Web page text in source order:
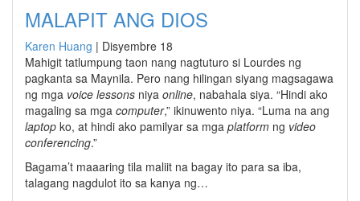
MALAPIT ANG DIOS
Karen Huang | Disyembre 18
Mahigit tatlumpung taon nang nagtuturo si Lourdes ng
pagkanta sa Maynila. Pero nang hilingan siyang magsagawa
ng mga voice lessons niya online, nabahala siya. “Hindi ako
magaling sa mga computer,” ikinuwento niya. “Luma na ang
laptop ko, at hindi ako pamilyar sa mga platform ng video
conferencing.”
Bagama’t maaaring tila maliit na bagay ito para sa iba,
talagang nagdulot ito sa kanya ng…